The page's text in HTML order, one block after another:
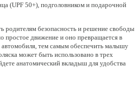
(UPF 50+), подголовником и подарочной
родителям безопасность и решение свободы
простое движение и оно превращается в
автомобиля, тем самым обеспечить малышу
может быть использовано в трех
анатомический вкладыш для удобства